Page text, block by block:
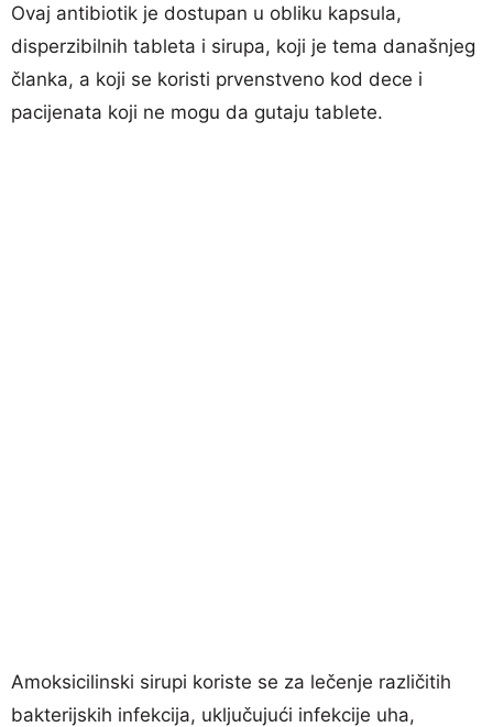
Ovaj antibiotik je dostupan u obliku kapsula,
disperzibilnih tableta i sirupa, koji je tema današnjeg
članka, a koji se koristi prvenstveno kod dece i
pacijenata koji ne mogu da gutaju tablete.
Amoksicilinski sirupi koriste se za lečenje različitih
bakterijskih infekcija, uključujući infekcije uha,